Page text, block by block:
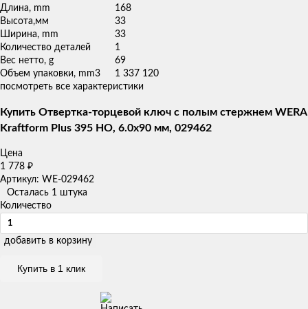
Длина, mm
168
Высота,мм
33
Ширина, mm
33
Количество деталей
1
Вес нетто, g
69
Объем упаковки, mm3
1 337 120
посмотреть все характеристики
Купить Отвертка-торцевой ключ с полым стержнем WERA
Kraftform Plus 395 HO, 6.0x90 мм, 029462
Цена
1 778 ₽
Артикул: WE-029462
Осталась 1 штука
Количество
добавить в корзину
Купить в 1 клик